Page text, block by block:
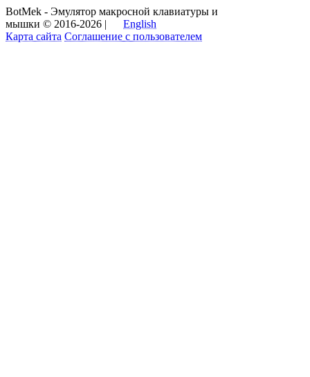
BotMek - Эмулятор макросной клавиатуры и
мышки © 2016-2026 |
English
Карта сайта Соглашение с пользователем